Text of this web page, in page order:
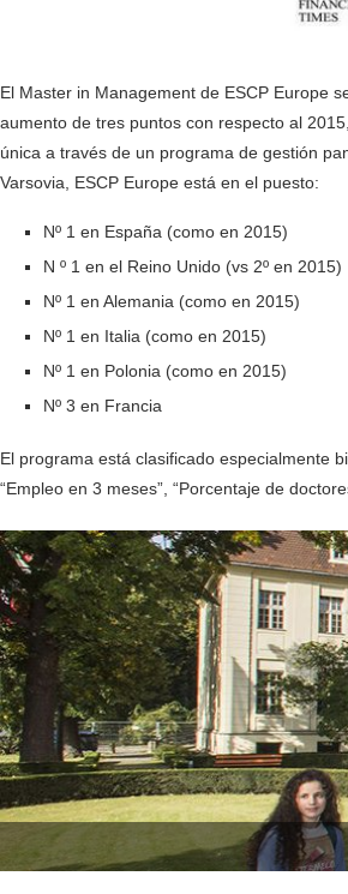
El Master in Management de ESCP Europe
aumento de tres puntos con respecto al
única a través de un programa de gestión
Varsovia, ESCP Europe está en el puesto:
Nº 1 en España (como en 2015)
N º 1 en el Reino Unido (vs 2º en 2015)
Nº 1 en Alemania (como en 2015)
Nº 1 en Italia (como en 2015)
Nº 1 en Polonia (como en 2015)
Nº 3 en Francia
El programa está clasificado especialmente
“Empleo en 3 meses”, “Porcentaje de